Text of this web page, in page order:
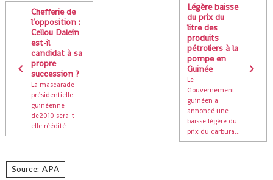
Chefferie de
l’opposition :
Cellou Dalein
est-il
candidat à sa
propre
succession ?
La mascarade
présidentielle
guinéenne
de2010 sera-t-
elle réédité...
Légère baisse
du prix du
litre des
produits
pétroliers à la
pompe en
Guinée
Le
Gouvernement
guinéen a
annoncé une
baisse légère du
prix du carbura...
Source: APA